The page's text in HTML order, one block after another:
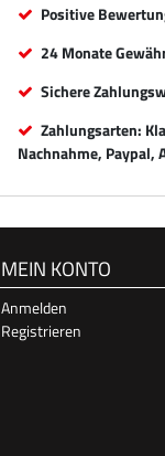
Positive
24 Monate
Sichere
Zahlungsarten:
Nachnahme, Paypal,
MEIN KONTO
Anmelden
Registrieren